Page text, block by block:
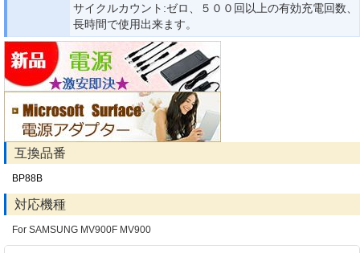
サイクルカウント:ゼロ、５００回以上の有効充電回数、
長時間で使用出来ます。
互換品番
BP88B
対応機種
For SAMSUNG MV900F MV900